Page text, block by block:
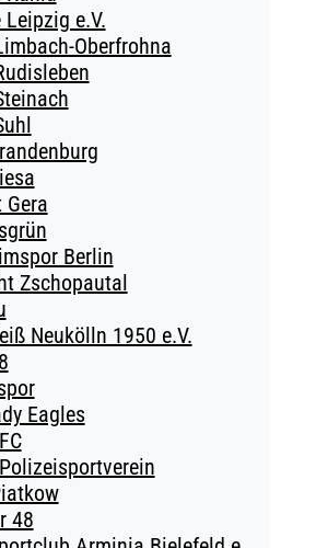
Leipzig e.V.
Oberfrohna
Gera
Berlin
Zschopautal
Neukölln 1950 e.V.
Eagles
48